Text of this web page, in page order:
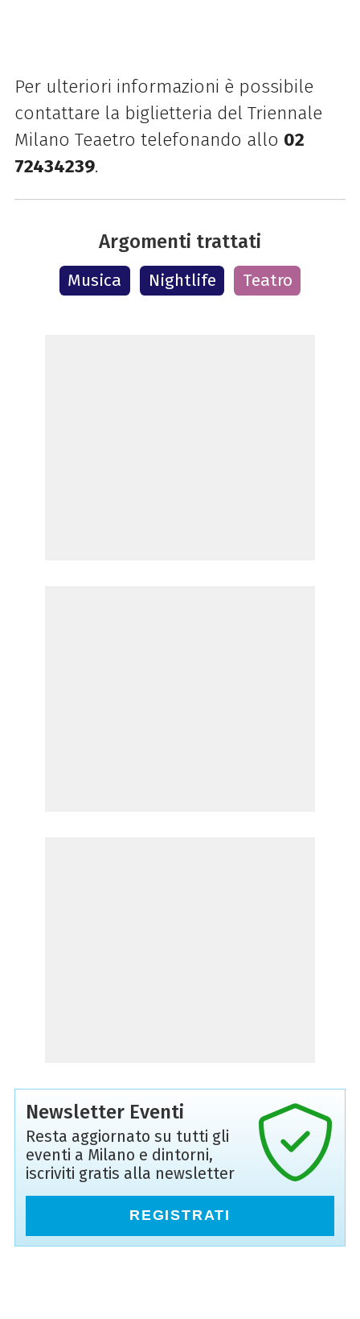
Per ulteriori informazioni è possibile
contattare la biglietteria del Triennale
Milano Teaetro telefonando allo 02
72434239.
Argomenti trattati
Musica Nightlife Teatro
Newsletter Eventi
Resta aggiornato su tutti gli
eventi a Milano e dintorni,
iscriviti gratis alla newsletter
REGISTRATI